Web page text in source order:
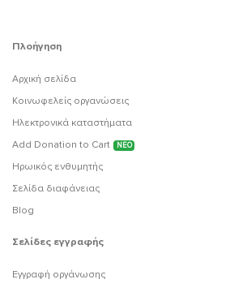
Πλοήγηση
Αρχική σελίδα
Κοινωφελείς οργανώσεις
Ηλεκτρονικά καταστήματα
Add Donation to Cart
ΝΕΟ
Ηρωικός ενθυμητής
Σελίδα διαφάνειας
Blog
Σελίδες εγγραφής
Εγγραφή οργάνωσης